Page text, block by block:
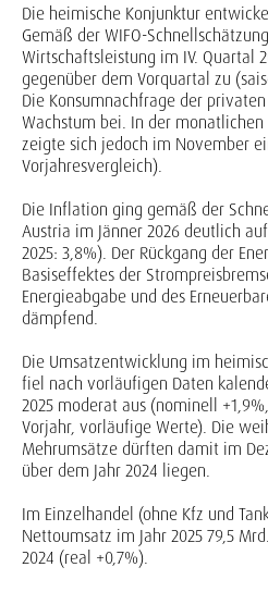
Die heimische Konjunktur
Gemäß der WIFO-
Wirtschaftsleistung im IV. Quartal
gegenüber dem Vorquartal zu
Die Konsumnachfrage der
Wachstum bei. In der
zeigte sich jedoch im November
Vorjahresvergleich).
Die Inflation ging gemäß der
Austria im Jänner 2026 deutlich
2025: 3,8%). Der Rückgang der
Basiseffektes der
Energieabgabe und des
dämpfend.
Die Umsatzentwicklung im
fiel nach vorläufigen Daten
2025 moderat aus (nominell
Vorjahr, vorläufige Werte). Die
Mehrumsätze dürften damit im
über dem Jahr 2024 liegen.
Im Einzelhandel (ohne Kfz und
Nettoumsatz im Jahr 2025 79,5
2024 (real +0,7%).